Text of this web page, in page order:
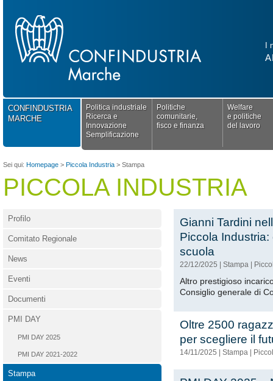
CONFINDUSTRIA
MARCHE
Politica industriale
Ricerca e
Innovazione
Semplificazione
Politiche
comunitarie,
fisco e finanza
Welfare
e politiche
del lavoro
Sei qui: Homepage > Piccola Industria > Stampa
PICCOLA INDUSTRIA
Gianni Tardini
Piccola
scuola
22/12/2025 Stampa
Altro prestigioso
Consiglio generale di
Oltre 2500
per scegliere il
14/11/2025 Stampa
Profilo
Comitato Regionale
News
Eventi
Documenti
PMI DAY
PMI DAY 2025
PMI DAY 2021-2022
Stampa